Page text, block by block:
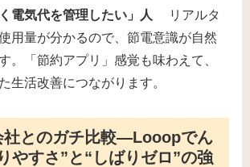
電気代を管理したい」人
リアルタ
用量が分かるので、節電意識が自然
。「節約アプリ」感覚も味わえて、
生活改善につながります。
社とのガチ比較―Looopでん
やすさ”と“しばりゼロ”の強